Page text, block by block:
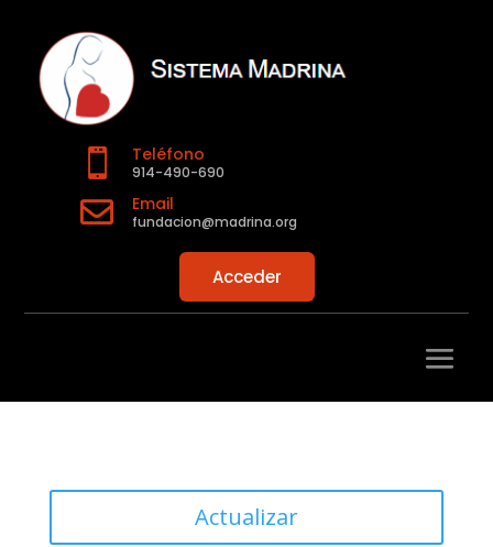
 Teléfono
914-490-690
 Email
fundacion@madrina.org
Acceder
Actualizar